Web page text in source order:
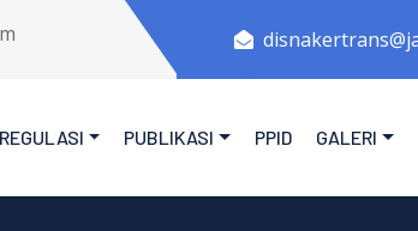
Provinsi Jawa Tengah.
REGULASI PUBLIKASI PPID GALERI